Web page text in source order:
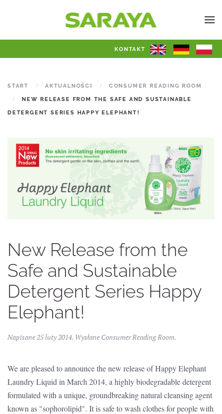
KONTAKT
START AKTUALNOŚCI CONSUMER READING ROOM
NEW RELEASE FROM THE SAFE AND SUSTAINABLE
DETERGENT SERIES HAPPY ELEPHANT!
New Release from the
Safe and Sustainable
Detergent Series Happy
Elephant!
Napisane25 luty 2014. Wysłane Consumer Reading Room.
We are pleased to announce the new release of Happy Elephant
Laundry Liquid in March 2014, a highly biodegradable detergent
formulated with a unique, groundbreaking natural cleansing agent
known as "sophorolipid". It is safe to wash clothes for people with